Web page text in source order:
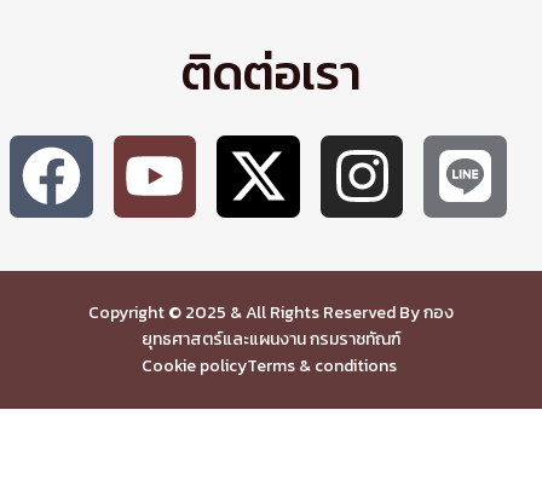
ติดต่อเรา
Copyright © 2025 & All Rights Reserved By กอง
ยุทธศาสตร์และแผนงาน กรมราชทัณฑ์
Cookie policyTerms & conditions